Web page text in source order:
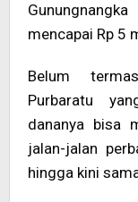
mencapai Rp 5
Belum
Purbaratu
dananya bisa
jalan-jalan
hingga kini